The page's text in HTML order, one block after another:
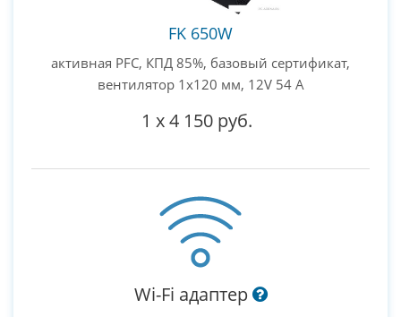
FK 650W
активная PFC, КПД 85%, базовый сертификат,
вентилятор 1x120 мм, 12V 54 А
1 x4 150 руб.
Wi-Fi адаптер